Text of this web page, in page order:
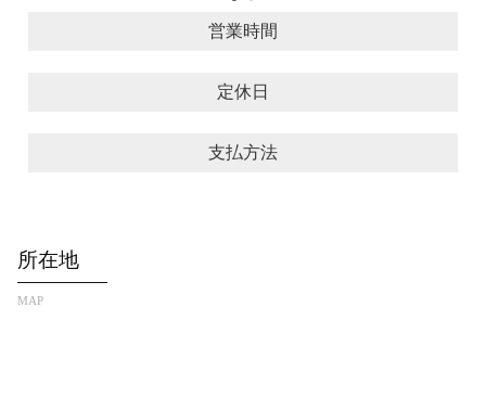
営業時間
定休日
支払方法
所在地
MAP